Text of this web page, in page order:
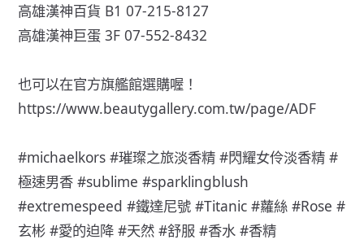
高雄漢神百貨 B1 07-215-8127
高雄漢神巨蛋 3F 07-552-8432
也可以在官方旗艦館選購喔！
https://www.beautygallery.com.tw/page/ADF
#michaelkors #璀璨之旅淡香精 #閃耀女伶淡香精 #
極速男香 #sublime #sparklingblush
#extremespeed #鐵達尼號 #Titanic #蘿絲 #Rose #
玄彬 #愛的迫降 #天然 #舒服 #香水 #香精